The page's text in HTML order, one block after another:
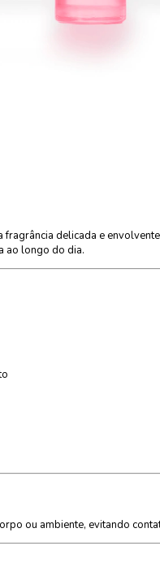
fragrância delicada e
ao longo do dia.
ou ambiente, evitando